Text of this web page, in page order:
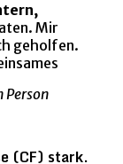
Mir
geholfen.
(CF) stark.